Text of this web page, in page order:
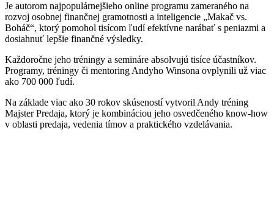
Je autorom najpopulárnejšieho online programu zameraného na
rozvoj osobnej finančnej gramotnosti a inteligencie „Makač vs.
Boháč“, ktorý pomohol tisícom ľudí efektívne narábať s peniazmi a
dosiahnuť lepšie finančné výsledky.
Každoročne jeho tréningy a semináre absolvujú tisíce účastníkov.
Programy, tréningy či mentoring Andyho Winsona ovplynili už viac
ako 700 000 ľudí.
Na základe viac ako 30 rokov skúseností vytvoril Andy tréning
Majster Predaja, ktorý je kombináciou jeho osvedčeného know-how
v oblasti predaja, vedenia tímov a praktického vzdelávania.